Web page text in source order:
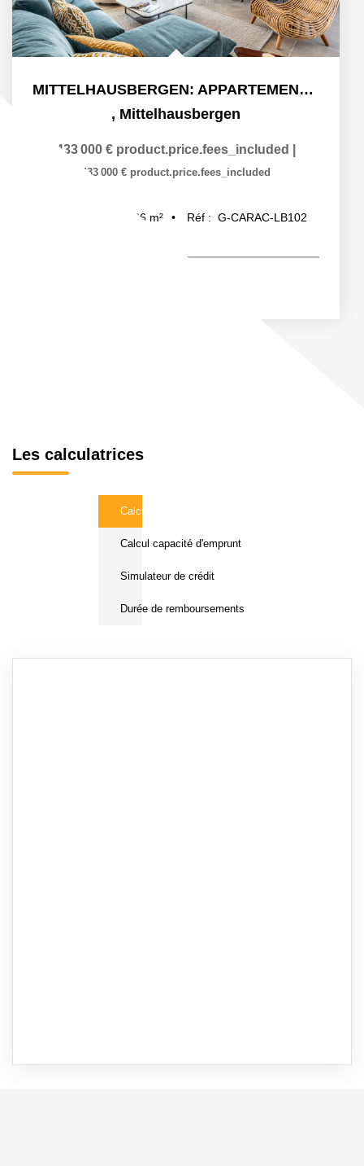
MITTELHAUSBERGEN: APPARTEMENT 4 PIECES AVEC TERRASSE
, Mittelhausbergen
433 000 € product.price.fees_included
433 000 € product.price.fees_included
86 m² Réf : G-CARAC-LB102
Les calculatrices
Calcul Frais de notaire
Calcul capacité d'emprunt
Simulateur de crédit
Durée de remboursements